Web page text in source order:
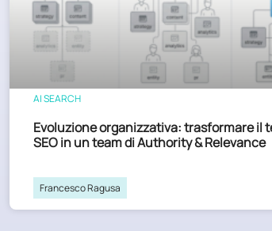
AI SEARCH
Evoluzione organizzativa: trasformare il
SEO in un team di Authority & Relevance
Francesco Ragusa